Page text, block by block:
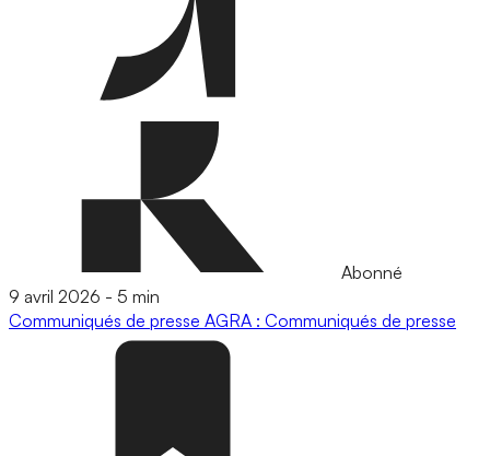
Abonné
9 avril 2026 - 5 min
Communiqués de presse AGRA : Communiqués de presse